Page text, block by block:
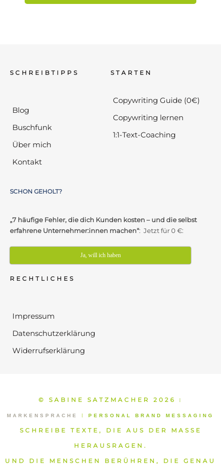
SCHREIBTIPPS
Blog
Buschfunk
Über mich
Kontakt
STARTEN
Copywriting Guide (0€)
Copywriting lernen
1:1-Text-Coaching
SCHON GEHOLT?
„7 häufige Fehler, die dich Kunden kosten – und die selbst
erfahrene Unternehmer:innen machen“: Jetzt für 0 €:
Ja, will ich haben
RECHTLICHES
Impressum
Datenschutzerklärung
Widerrufserklärung
© SABINE SATZMACHER 2026 ⁞
MARKENSPRACHE ⁞ PERSONAL BRAND MESSAGING
SCHREIBE TEXTE, DIE AUS DER MASSE
HERAUSRAGEN.
UND DIE MENSCHEN BERÜHREN, DIE GENAU